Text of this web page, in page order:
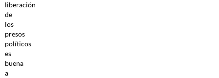
liberación
de
los
presos
políticos
es
buena
a